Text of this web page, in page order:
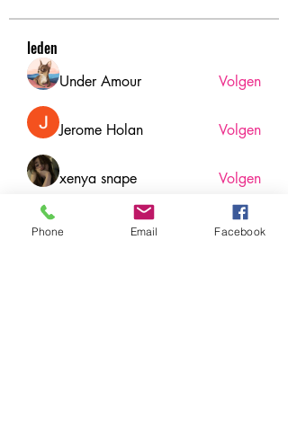
leden
Under Amour Volgen
Jerome Holan Volgen
xenya snape Volgen
Rahul Rangwa Volgen
Phone Email Facebook